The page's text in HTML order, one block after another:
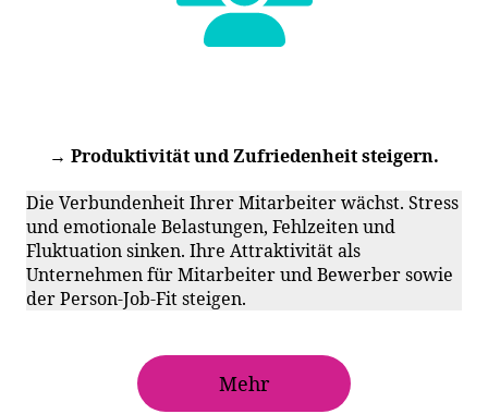
→ Produktivität und Zufriedenheit steigern.
Die Verbundenheit Ihrer Mitarbeiter wächst. Stress
und emotionale Belastungen, Fehlzeiten und
Fluktuation sinken. Ihre Attraktivität als
Unternehmen für Mitarbeiter und Bewerber sowie
der Person-Job-Fit steigen.
Mehr